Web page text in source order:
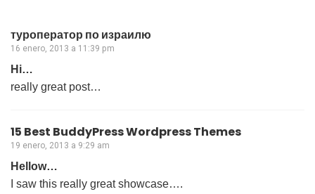
туроператор по израилю
16 enero, 2013 a 11:39 pm
Hi…
really great post…
15 Best BuddyPress Wordpress Themes
19 enero, 2013 a 9:29 am
Hellow…
I saw this really great showcase….